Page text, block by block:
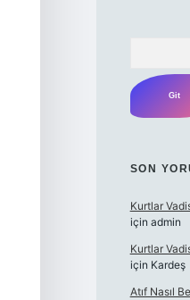
SON
Kurtlar
için admin
Kurtlar
için Kardeş
Atıf Nasıl